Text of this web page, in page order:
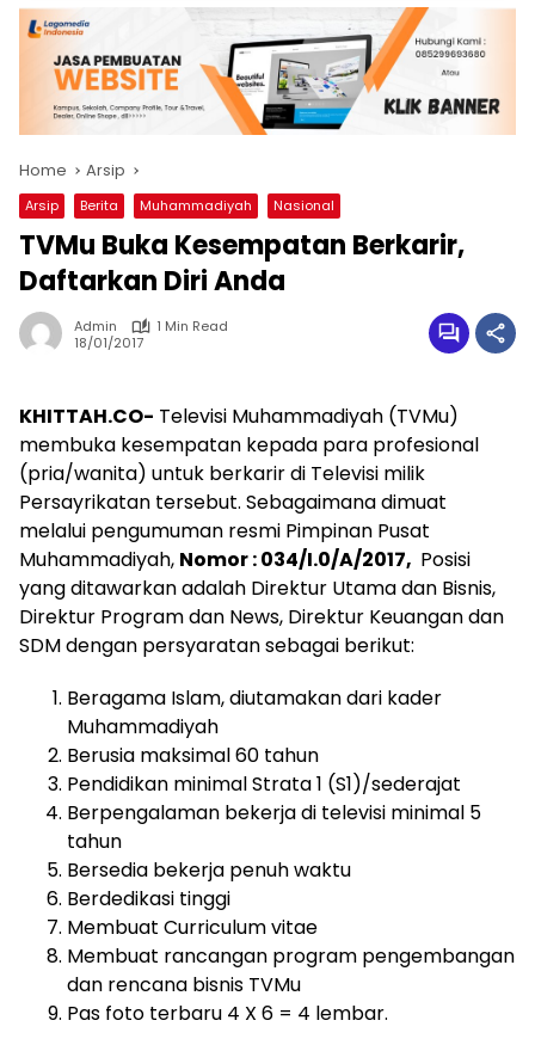
Home Arsip
Arsip Berita Muhammadiyah Nasional
TVMu Buka Kesempatan Berkarir,
Daftarkan Diri Anda
Admin
1 Min Read
18/01/2017
KHITTAH.CO- Televisi Muhammadiyah (TVMu)
membuka kesempatan kepada para profesional
(pria/wanita) untuk berkarir di Televisi milik
Persayrikatan tersebut. Sebagaimana dimuat
melalui pengumuman resmi Pimpinan Pusat
Muhammadiyah, Nomor : 034/I.0/A/2017, Posisi
yang ditawarkan adalah Direktur Utama dan Bisnis,
Direktur Program dan News, Direktur Keuangan dan
SDM dengan persyaratan sebagai berikut:
Beragama Islam, diutamakan dari kader
Muhammadiyah
Berusia maksimal 60 tahun
Pendidikan minimal Strata 1 (S1)/sederajat
Berpengalaman bekerja di televisi minimal 5
tahun
Bersedia bekerja penuh waktu
Berdedikasi tinggi
Membuat Curriculum vitae
Membuat rancangan program pengembangan
dan rencana bisnis TVMu
Pas foto terbaru 4 X 6 = 4 lembar.